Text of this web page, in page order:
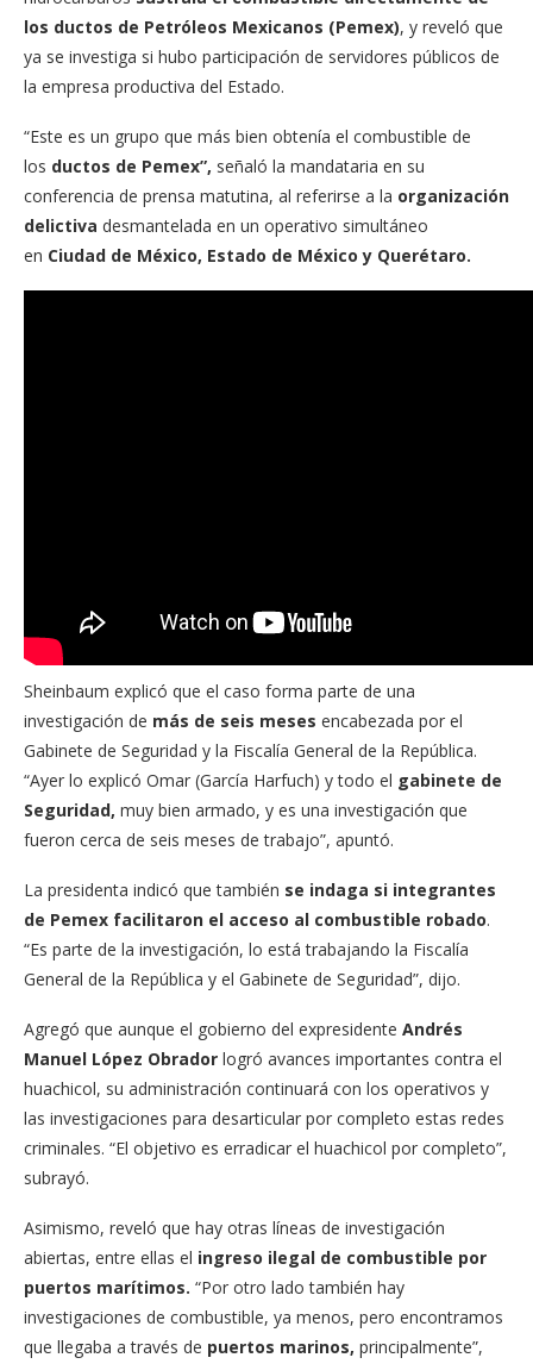
los ductos de Petróleos Mexicanos (Pemex), y reveló que
ya se investiga si hubo participación de servidores públicos de
la empresa productiva del Estado.
“Este es un grupo que más bien obtenía el combustible de
los ductos de Pemex”, señaló la mandataria en su
conferencia de prensa matutina, al referirse a la organización
delictiva desmantelada en un operativo simultáneo
en Ciudad de México, Estado de México y Querétaro.
Sheinbaum explicó que el caso forma parte de una
investigación de más de seis meses encabezada por el
Gabinete de Seguridad y la Fiscalía General de la República.
“Ayer lo explicó Omar (García Harfuch) y todo el gabinete de
Seguridad, muy bien armado, y es una investigación que
fueron cerca de seis meses de trabajo”, apuntó.
La presidenta indicó que también se indaga si integrantes
de Pemex facilitaron el acceso al combustible robado.
“Es parte de la investigación, lo está trabajando la Fiscalía
General de la República y el Gabinete de Seguridad”, dijo.
Agregó que aunque el gobierno del expresidente Andrés
Manuel López Obrador logró avances importantes contra el
huachicol, su administración continuará con los operativos y
las investigaciones para desarticular por completo estas redes
criminales. “El objetivo es erradicar el huachicol por completo”,
subrayó.
Asimismo, reveló que hay otras líneas de investigación
abiertas, entre ellas el ingreso ilegal de combustible por
puertos marítimos. “Por otro lado también hay
investigaciones de combustible, ya menos, pero encontramos
que llegaba a través de puertos marinos, principalmente”,